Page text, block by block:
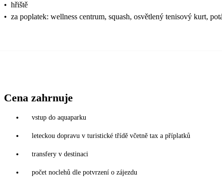
• hřiště
• za poplatek: wellness centrum, squash, osvětlený tenisový kurt,
Cena zahrnuje
vstup do aquaparku
leteckou dopravu v turistické třídě včetně tax a příplatků
transfery v destinaci
počet noclehů dle potvrzení o zájezdu